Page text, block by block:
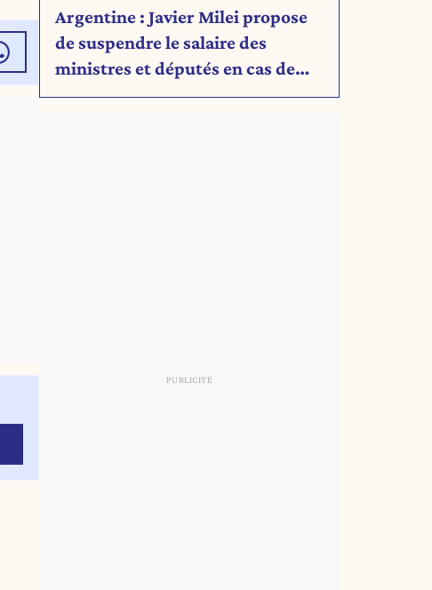
Argentine : Javier Milei propose
de suspendre le salaire des
ministres et députés en cas de
déficit budgétaire